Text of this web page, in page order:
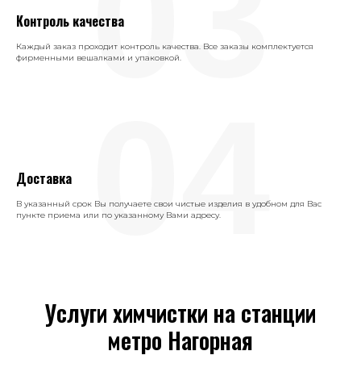
Контроль качества
Каждый заказ проходит контроль качества. Все заказы комплектуется
фирменными вешалками и упаковкой.
Доставка
В указанный срок Вы получаете свои чистые изделия в удобном для Вас
пункте приема или по указанному Вами адресу.
04
Услуги химчистки на станции
метро Нагорная